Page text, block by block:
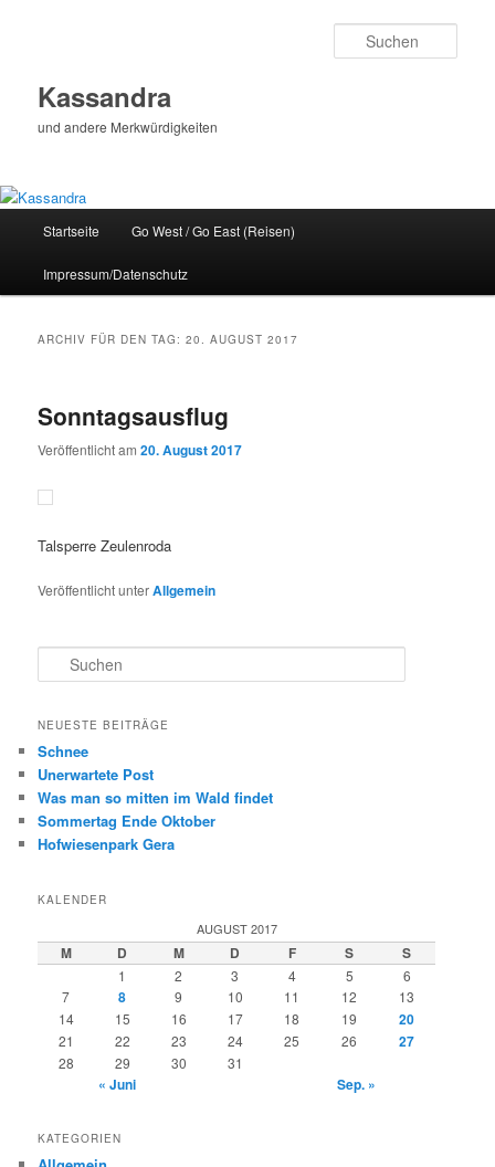
Kassandra
und andere Merkwürdigkeiten
Startseite Go West / Go East (Reisen)
Impressum/Datenschutz
ARCHIV FÜR DEN TAG:20. AUGUST 2017
Sonntagsausflug
Veröffentlicht am20. August 2017
Talsperre Zeulenroda
Veröffentlicht unterAllgemein
u
h
n
NEUESTE BEITRÄGE
Schnee
Unerwartete Post
Was man so mitten im Wald findet
Sommertag Ende Oktober
Hofwiesenpark Gera
KALENDER
AUGUST 2017
M D M D F S S
1 2 3 4 5
6
7
8 9 10 11 12
13
14
15 16 17 18 19 20
21 22 23 24 25 26 27
28 29 30 31
« Juni Sep. »
KATEGORIEN